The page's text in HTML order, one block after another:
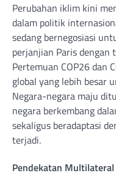
Perubahan iklim kini
dalam politik
sedang bernegosiasi
perjanjian Paris dengan
Pertemuan COP26 dan
global yang lebih besar
Negara-negara maju
negara berkembang
sekaligus beradaptasi
terjadi.
Pendekatan Multilateral